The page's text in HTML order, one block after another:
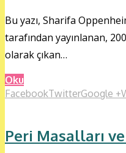
Bu yazı, Sharifa
tarafından yayınlanan,
olarak çıkan…
Oku
FacebookTwitterGoogle +
Peri Masalları